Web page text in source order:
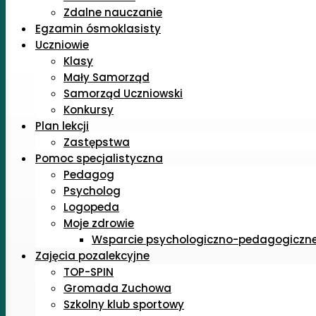
Zdalne nauczanie
Egzamin ósmoklasisty
Uczniowie
Klasy
Mały Samorząd
Samorząd Uczniowski
Konkursy
Plan lekcji
Zastępstwa
Pomoc specjalistyczna
Pedagog
Psycholog
Logopeda
Moje zdrowie
Wsparcie psychologiczno-
Zajęcia pozalekcyjne
TOP-SPIN
Gromada Zuchowa
Szkolny klub sportowy